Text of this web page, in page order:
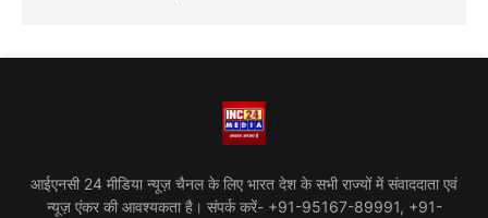
आईएनसी 24 मीडिया न्यूज़ चैनल के लिए भारत देश के सभी राज्यों में संवाददाता एवं
न्यूज़ एंकर की आवश्यकता है। संपर्क करें- +91-95167-89991, +91-